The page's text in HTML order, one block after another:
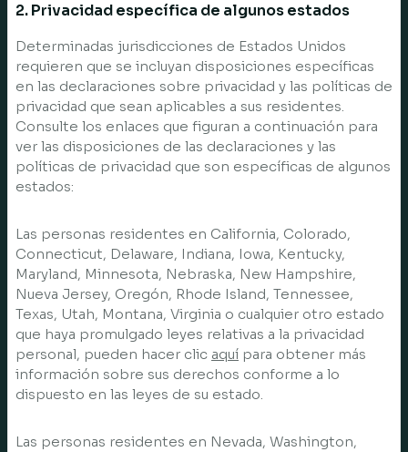
2. Privacidad específica de algunos estados
Determinadas jurisdicciones de Estados Unidos
requieren que se incluyan disposiciones específicas
en las declaraciones sobre privacidad y las políticas de
privacidad que sean aplicables a sus residentes.
Consulte los enlaces que figuran a continuación para
ver las disposiciones de las declaraciones y las
políticas de privacidad que son específicas de algunos
estados:
Las personas residentes en California, Colorado,
Connecticut, Delaware, Indiana, Iowa, Kentucky,
Maryland, Minnesota, Nebraska, New Hampshire,
Nueva Jersey, Oregón, Rhode Island, Tennessee,
Texas, Utah, Montana, Virginia o cualquier otro estado
que haya promulgado leyes relativas a la privacidad
personal, pueden hacer clic aquí para obtener más
información sobre sus derechos conforme a lo
dispuesto en las leyes de su estado.
Las personas residentes en Nevada, Washington,